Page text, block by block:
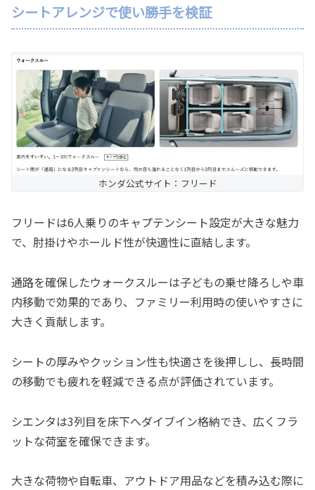
シートアレンジで使い勝手を検証
ホンダ公式サイト：フリード
フリードは6人乗りのキャプテンシート設定が大きな魅力
で、肘掛けやホールド性が快適性に直結します。
通路を確保したウォークスルーは子どもの乗せ降ろしや車
内移動で効果的であり、ファミリー利用時の使いやすさに
大きく貢献します。
シートの厚みやクッション性も快適さを後押しし、長時間
の移動でも疲れを軽減できる点が評価されています。
シエンタは3列目を床下へダイブイン格納でき、広くフラ
ットな荷室を確保できます。
大きな荷物や自転車、アウトドア用品などを積み込む際に